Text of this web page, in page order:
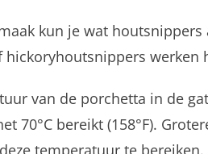
kun je wat houtsnippers
hickoryhoutsnippers werken
van de porchetta in de
70°C bereikt (158°F).